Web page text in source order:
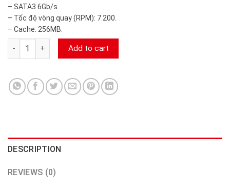
– SATA3 6Gb/s.
– Tốc độ vòng quay (RPM): 7.200.
– Cache: 256MB.
Ổ cứng giám sát SEAGATE SkyHawk AI 10TB ST10000VE008
Add to cart
DESCRIPTION
REVIEWS (0)